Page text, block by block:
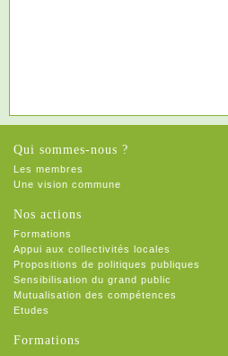
Qui sommes-nous ?
Les membres
Une vision commune
Nos actions
Formations
Appui aux collectivités locales
Propositions de politiques publiques
Sensibilisation du grand public
Mutualisation des compétences
Etudes
Formations